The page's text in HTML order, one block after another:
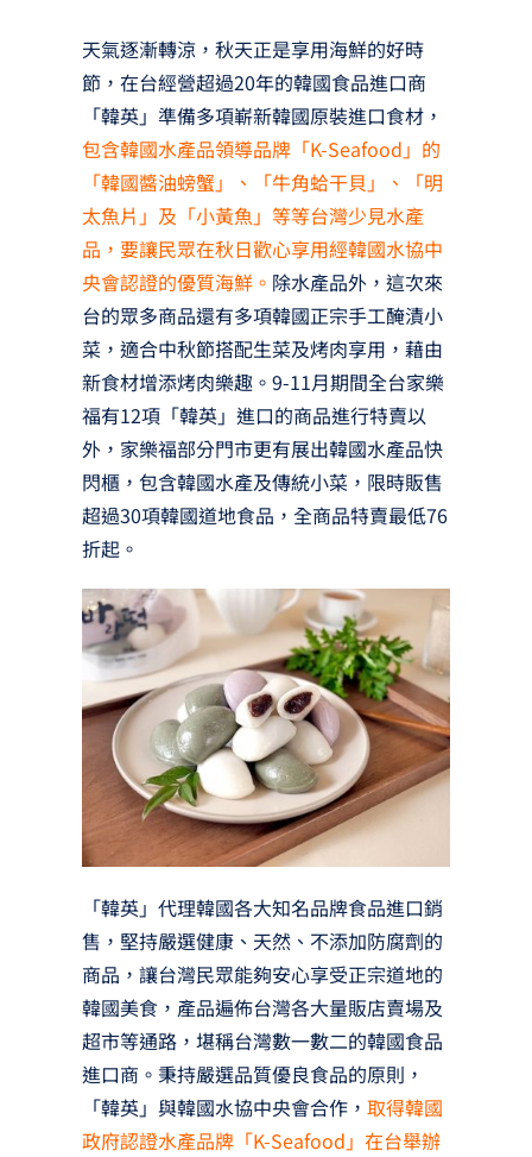
天氣逐漸轉涼，秋天正是享用海鮮的好時
節，在台經營超過20年的韓國食品進口商
「韓英」準備多項嶄新韓國原裝進口食材，
包含韓國水產品領導品牌「K-Seafood」的
「韓國醬油螃蟹」、「牛角蛤干貝」、「明
太魚片」及「小黃魚」等等台灣少見水產
品，要讓民眾在秋日歡心享用經韓國水協中
央會認證的優質海鮮。 除水產品外，這次來
台的眾多商品還有多項韓國正宗手工醃漬小
菜，適合中秋節搭配生菜及烤肉享用，藉由
新食材增添烤肉樂趣。9-11月期間全台家樂
福有12項「韓英」進口的商品進行特賣以
外，家樂福部分門市更有展出韓國水產品快
閃櫃，包含韓國水產及傳統小菜，限時販售
超過30項韓國道地食品，全商品特賣最低76
折起。
「韓英」代理韓國各大知名品牌食品進口銷
售，堅持嚴選健康、天然、不添加防腐劑的
商品，讓台灣民眾能夠安心享受正宗道地的
韓國美食，產品遍佈台灣各大量販店賣場及
超市等通路，堪稱台灣數一數二的韓國食品
進口商。秉持嚴選品質優良食品的原則，
「韓英」與韓國水協中央會合作， 取得韓國
政府認證水產品牌「K-Seafood」在台舉辦